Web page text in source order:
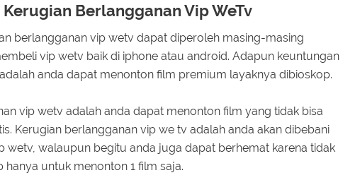
Berlangganan Vip WeTv
berlangganan vip wetv dapat diperoleh masing-masing
vip wetv baik di iphone atau android. Adapun keuntungan
anda dapat menonton film premium layaknya dibioskop.
vip wetv adalah anda dapat menonton film yang tidak bisa
Kerugian berlangganan vip we tv adalah anda akan dibebani
wetv, walaupun begitu anda juga dapat berhemat karena tidak
untuk menonton 1 film saja.